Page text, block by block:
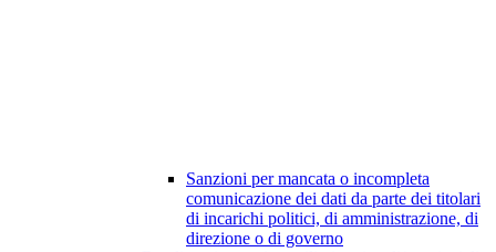
Sanzioni per mancata o incompleta
comunicazione dei dati da parte dei titolari
di incarichi politici, di amministrazione, di
direzione o di governo